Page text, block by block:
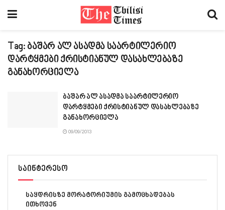
Tag: ბაშარ ალ ასადმა საარტილერიო
დარტყმები ქრისტიანულ დასახლებაზე
განახორციელა
ბაშარ ალ ასადმა საარტილერიო
დარტყმები ქრისტიანულ დასახლებაზე
განახორციელა
09/09/2013
საინტერესო
საყდრისზე მორატორიუმის გამოცხადებას
ითხოვენ